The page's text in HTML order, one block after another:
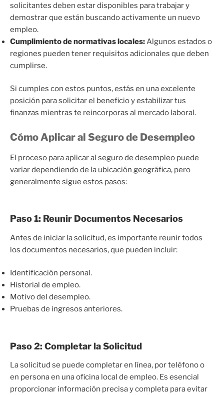
solicitantes deben estar disponibles para trabajar y
demostrar que están buscando activamente un nuevo
empleo.
Cumplimiento de normativas locales:Algunos estados o
regiones pueden tener requisitos adicionales que deben
cumplirse.
Si cumples con estos puntos, estás en una excelente
posición para solicitar el beneficio y estabilizar tus
finanzas mientras te reincorporas al mercado laboral.
Cómo Aplicar al Seguro de Desempleo
El proceso para aplicar al seguro de desempleo puede
variar dependiendo de la ubicación geográfica, pero
generalmente sigue estos pasos:
Paso 1: Reunir Documentos Necesarios
Antes de iniciar la solicitud, es importante reunir todos
los documentos necesarios, que pueden incluir:
Identificación personal.
Historial de empleo.
Motivo del desempleo.
Pruebas de ingresos anteriores.
Paso 2: Completar la Solicitud
La solicitud se puede completar en línea, por teléfono o
en persona en una oficina local de empleo. Es esencial
proporcionar información precisa y completa para evitar